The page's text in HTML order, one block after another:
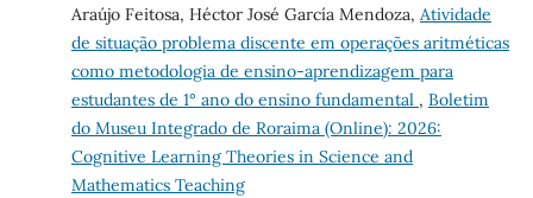
Araújo Feitosa, Héctor José García Mendoza, Atividade
de situação problema discente em operações aritméticas
como metodologia de ensino-aprendizagem para
estudantes de 1° ano do ensino fundamental , Boletim
do Museu Integrado de Roraima (Online): 2026:
Cognitive Learning Theories in Science and
Mathematics Teaching